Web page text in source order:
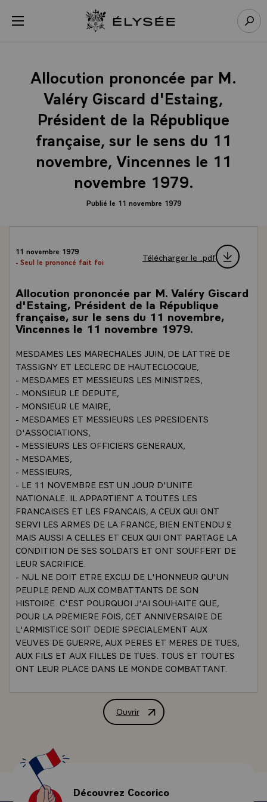
menu Retour à l’accueil Élysée
Allocution prononcée par M.
Valéry Giscard d'Estaing,
Président de la République
française, sur le sens du 11
novembre, Vincennes le 11
novembre 1979.
Publié le 11 novembre 1979
11 novembre 1979
- Seul le prononcé fait foi
Télécharger le .pdf
Allocution prononcée par M. Valéry Giscard
d'Estaing, Président de la République
française, sur le sens du 11 novembre,
Vincennes le 11 novembre 1979.
MESDAMES LES MARECHALES JUIN, DE LATTRE DE
TASSIGNY ET LECLERC DE HAUTECLOCQUE,
- MESDAMES ET MESSIEURS LES MINISTRES,
- MONSIEUR LE DEPUTE,
- MONSIEUR LE MAIRE,
- MESDAMES ET MESSIEURS LES PRESIDENTS
D'ASSOCIATIONS,
- MESSIEURS LES OFFICIERS GENERAUX,
- MESDAMES,
- MESSIEURS,
- LE 11 NOVEMBRE EST UN JOUR D'UNITE
NATIONALE. IL APPARTIENT A TOUTES LES
FRANCAISES ET LES FRANCAIS, A CEUX QUI ONT
SERVI LES ARMES DE LA FRANCE, BIEN ENTENDU £
MAIS AUSSI A CELLES ET CEUX QUI ONT PARTAGE LA
CONDITION DE SES SOLDATS ET ONT SOUFFERT DE
LEUR SACRIFICE.
- NUL NE DOIT ETRE EXCLU DE L'HONNEUR QU'UN
PEUPLE REND AUX COMBATTANTS DE SON
HISTOIRE. C'EST POURQUOI J'AI SOUHAITE QUE,
POUR LA PREMIERE FOIS, CET ANNIVERSAIRE DE
L'ARMISTICE SOIT DEDIE SPECIALEMENT AUX
VEUVES DE GUERRE, AUX PERES ET MERES DE TUES,
AUX FILS ET AUX FILLES DE TUES. TOUS ET TOUTES
ONT LEUR PLACE DANS LE MONDE COMBATTANT.
- AVEC ESTIME ET RESPECT, JE SALUE VOS
ASSOCIATIONS D'ENTRAIDE ET DE SOLIDARITE :
ET MORAUX DANS L'HONNEUR, LA DIGNITE ET LA
DISCRETION.
- AVEC FRATERNITE, J'ACCUEILLE VOS DELEGATIONS
VENUES DES DEPARTEMENTS DE LA METROPOLE ET
D'OUTRE-MER, AINSI QUE DES TERRITOIRES
Ouvrir
Allocution prononcée par M. Valéry
Découvrez Cocorico
Panneau de gestion des cookies